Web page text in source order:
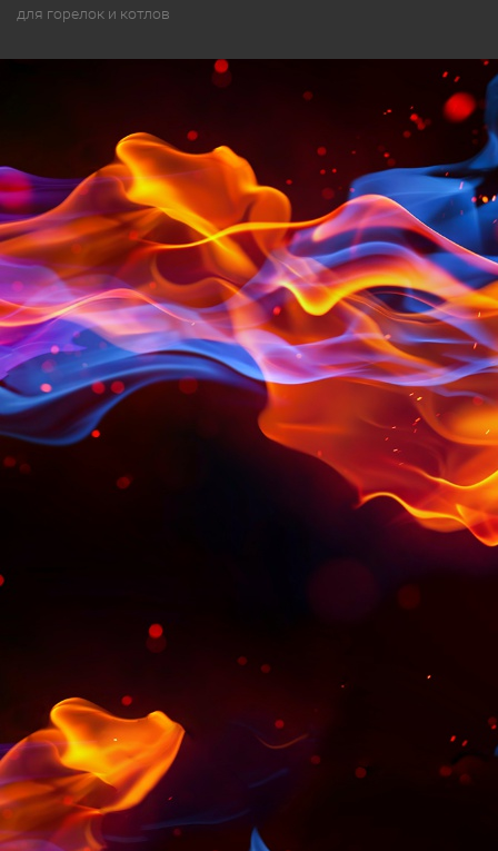
для горелок и котлов